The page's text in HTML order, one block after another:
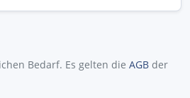
Bedarf. Es gelten die AGB der